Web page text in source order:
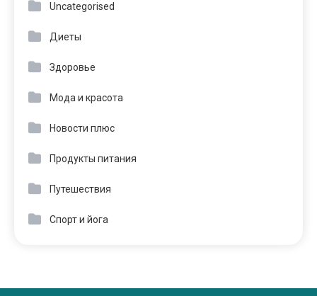
Uncategorised
Диеты
Здоровье
Мода и красота
Новости плюс
Продукты питания
Путешествия
Спорт и йога